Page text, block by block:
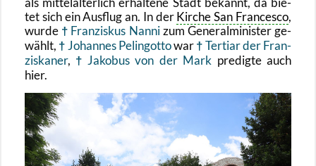
tet sich ein Aus­flug an. In derKir­che San Fran­ces­co,
wurde
Fran­zis­kus Nannizum Ge­ne­ral­mi­nis­ter ge­
wählt,
Jo­han­nes Pe­lin­got­towar
Ter­ti­ar der Fran­
zis­ka­ner, Ja­ko­bus von der Mark pre­dig­te auch
hier.